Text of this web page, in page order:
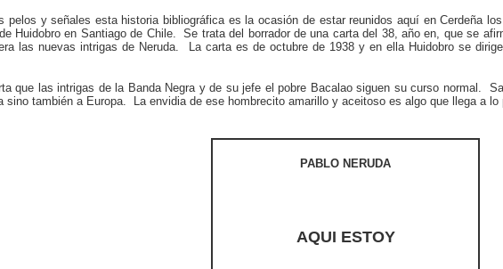
pelos y señales esta historia bibliográfica es la ocasión de estar reunidos aquí en Cerdeña
Huidobro en Santiago de Chile. Se trata del borrador de una carta del 38, año en, que se
las nuevas intrigas de Neruda. La carta es de octubre de 1938 y en ella Huidobro se
que las intrigas de la Banda Negra y de su jefe el pobre Bacalao siguen su curso normal.
sino también a Europa. La envidia de ese hombrecito amarillo y aceitoso es algo que llega a lo
PABLO NERUDA
AQUI ESTOY